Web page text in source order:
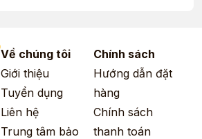
Về chúng tôi
Giới thiệu
Tuyển dụng
Liên hệ
Trung tâm bảo
Chính sách
Hướng dẫn đặt
hàng
Chính sách
thanh toán